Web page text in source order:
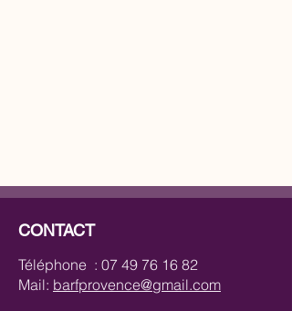
CONTACT
Téléphone : 07 49 76 16 82
Mail: barfprovence@gmail.com